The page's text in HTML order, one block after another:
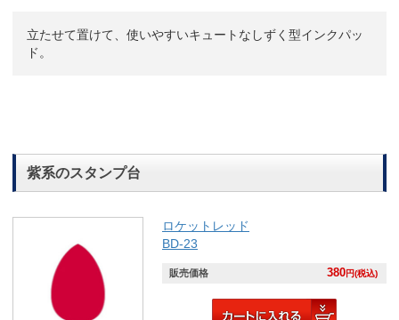
立たせて置けて、使いやすいキュートなしずく型インクパッ
ド。
紫系のスタンプ台
ロケットレッド
BD-23
販売価格 380円(税込)